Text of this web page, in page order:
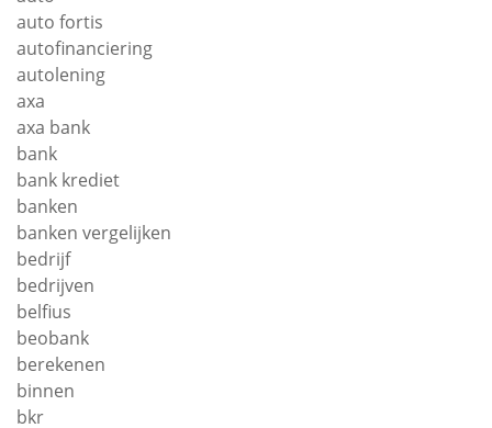
auto fortis
autofinanciering
autolening
axa
axa bank
bank
bank krediet
banken
banken vergelijken
bedrijf
bedrijven
belfius
beobank
berekenen
binnen
bkr